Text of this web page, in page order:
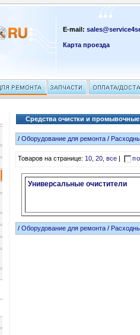
E-mail:
Карта проезда
Средства очистки и
/Оборудование для ремонта /
Товаров на странице:10,20,все
Универсальные очистители
/Оборудование для ремонта /